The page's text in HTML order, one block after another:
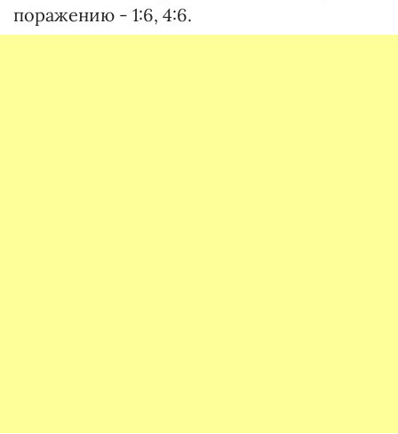
поражению - 1:6, 4:6.